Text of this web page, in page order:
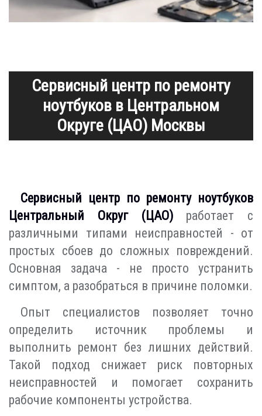
Сервисный центр по ремонту
ноутбуков в Центральном
Округе (ЦАО) Москвы
Сервисный центр по ремонту ноутбуков
Центральный Округ (ЦАО)работает с
различными типами неисправностей - от
простых сбоев до сложных повреждений.
Основная задача - не просто устранить
симптом, а разобраться в причине поломки.
Опыт специалистов позволяет точно
определить источник проблемы и
выполнить ремонт без лишних действий.
Такой подход снижает риск повторных
неисправностей и помогает сохранить
рабочие компоненты устройства.